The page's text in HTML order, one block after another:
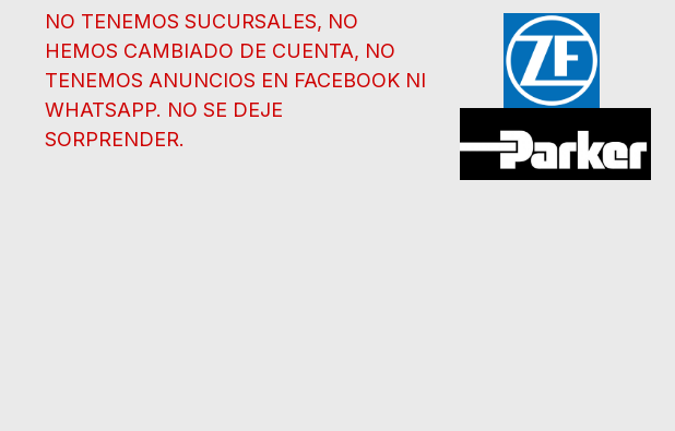
NO TENEMOS SUCURSALES, NO
HEMOS CAMBIADO DE CUENTA, NO
TENEMOS ANUNCIOS EN FACEBOOK NI
WHATSAPP. NO SE DEJE
SORPRENDER.